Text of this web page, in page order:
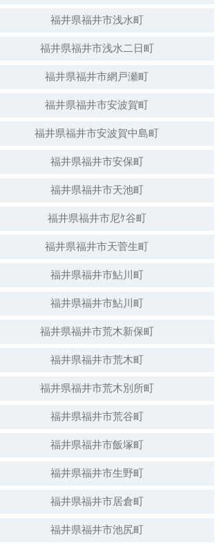
福井県福井市浅水町
福井県福井市浅水二日町
福井県福井市網戸瀬町
福井県福井市安波賀町
福井県福井市安波賀中島町
福井県福井市安保町
福井県福井市天池町
福井県福井市尼ｹ谷町
福井県福井市天菅生町
福井県福井市鮎川町
福井県福井市鮎川町
福井県福井市荒木新保町
福井県福井市荒木町
福井県福井市荒木別所町
福井県福井市荒谷町
福井県福井市飯塚町
福井県福井市生野町
福井県福井市居倉町
福井県福井市池尻町